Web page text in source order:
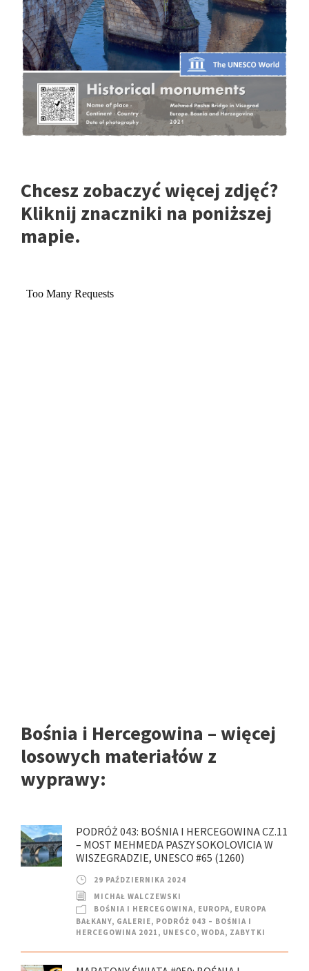
Chcesz zobaczyć więcej zdjęć?
Kliknij znaczniki na poniższej
mapie.
Bośnia i Hercegowina – więcej
losowych materiałów z
wyprawy:
PODRÓŻ 043: BOŚNIA I HERCEGOWINA CZ.11
– MOST MEHMEDA PASZY SOKOLOVICIA W
WISZEGRADZIE, UNESCO #65 (1260)
29 PAŹDZIERNIKA 2024
MICHAŁ WALCZEWSKI
BOŚNIA I HERCEGOWINA, EUROPA, EUROPA
BAŁKANY, GALERIE, PODRÓŻ 043 – BOŚNIA I
HERCEGOWINA 2021 , UNESCO, WODA, ZABYTKI